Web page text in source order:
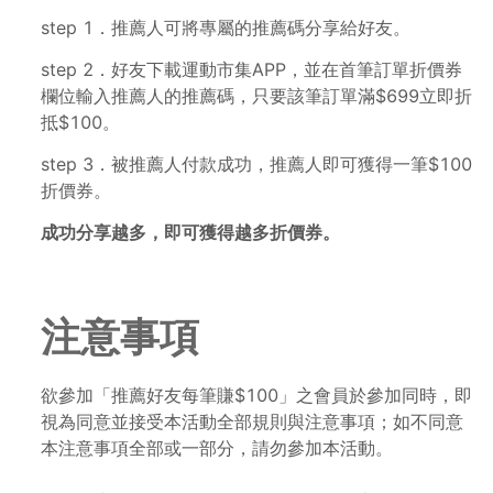
step 1．推薦人可將專屬的推薦碼分享給好友。
step 2．好友下載運動市集APP，並在首筆訂單折價券
欄位輸入推薦人的推薦碼，只要該筆訂單滿$699立即折
抵$100。
step 3．被推薦人付款成功，推薦人即可獲得一筆$100
折價券。
成功分享越多，即可獲得越多折價券。
注意事項
欲參加「推薦好友每筆賺$100」之會員於參加同時，即
視為同意並接受本活動全部規則與注意事項；如不同意
本注意事項全部或一部分，請勿參加本活動。